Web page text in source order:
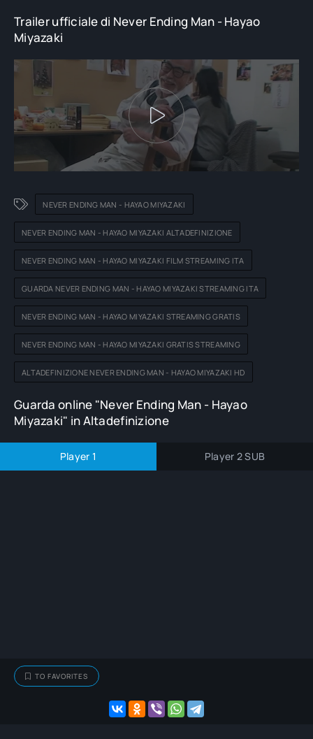
dell'animazione a mano libera, ha incontrato diversi ostacoli.
Trailer ufficiale di Never Ending Man - Hayao
Miyazaki
NEVER ENDING MAN - HAYAO MIYAZAKI
NEVER ENDING MAN - HAYAO MIYAZAKI ALTADEFINIZIONE
NEVER ENDING MAN - HAYAO MIYAZAKI FILM STREAMING ITA
GUARDA NEVER ENDING MAN - HAYAO MIYAZAKI STREAMING ITA
NEVER ENDING MAN - HAYAO MIYAZAKI STREAMING GRATIS
NEVER ENDING MAN - HAYAO MIYAZAKI GRATIS STREAMING
ALTADEFINIZIONE NEVER ENDING MAN - HAYAO MIYAZAKI HD
Guarda online "Never Ending Man - Hayao
Miyazaki" in Altadefinizione
Player 1 Player 2 SUB
TO FAVORITES